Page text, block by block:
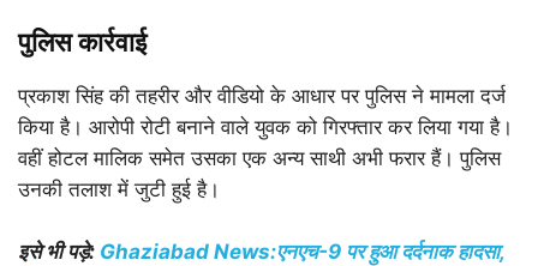
पुलिस कार्रवाई
प्रकाश सिंह की तहरीर और वीडियो के आधार पर पुलिस ने मामला दर्ज
किया है। आरोपी रोटी बनाने वाले युवक को गिरफ्तार कर लिया गया है।
वहीं होटल मालिक समेत उसका एक अन्य साथी अभी फरार हैं। पुलिस
उनकी तलाश में जुटी हुई है।
इसे भी पड़े: Ghaziabad News:एनएच-9 पर हुआ दर्दनाक हादसा,